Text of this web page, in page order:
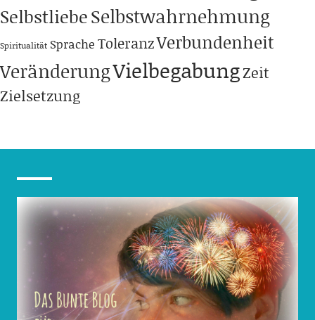
SelbstliebeSelbstwahrnehmung
Spiritualität Sprache ToleranzVerbundenheit
VeränderungVielbegabungZeit
Zielsetzung